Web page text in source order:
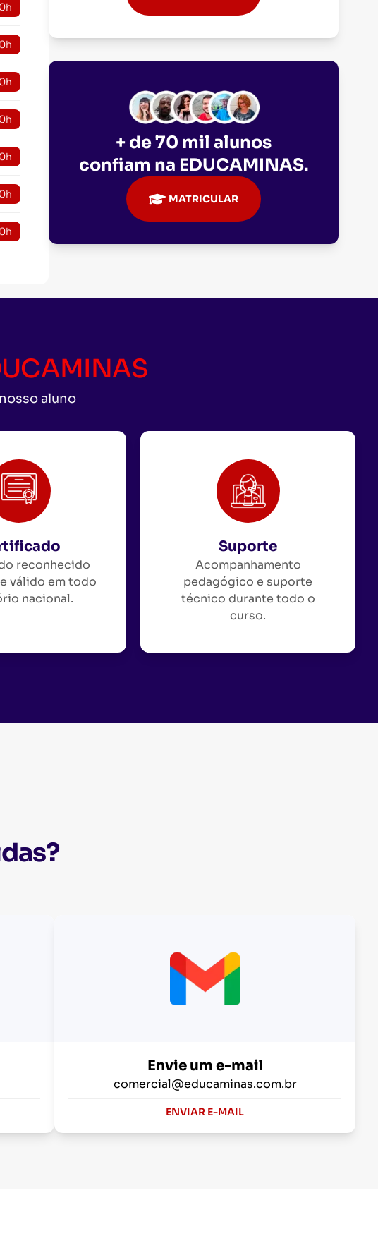
+ de 70 mil alunos
confiam na EDUCAMINAS.
MATRICULAR
aluno
reconhecido
válido em todo
nacional.
Suporte
Acompanhamento
pedagógico e suporte
técnico durante todo o
curso.
Envie um e-mail
comercial@educaminas.com.br
ENVIAR E-MAIL